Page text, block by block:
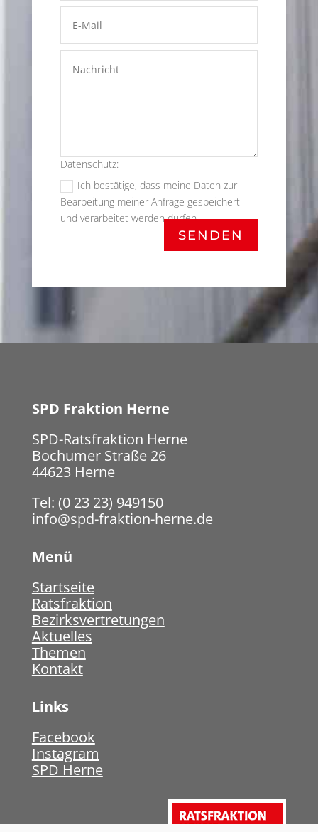
Datenschutz:
Ich bestätige, dass meine Daten zur
Bearbeitung meiner Anfrage gespeichert
und verarbeitet werden dürfen.
SENDEN
SPD Fraktion Herne
SPD-Ratsfraktion Herne
Bochumer Straße 26
44623 Herne
Tel: (0 23 23) 949150
info@spd-fraktion-herne.de
Menü
Startseite
Ratsfraktion
Bezirksvertretungen
Aktuelles
Themen
Kontakt
Links
Facebook
Instagram
SPD Herne